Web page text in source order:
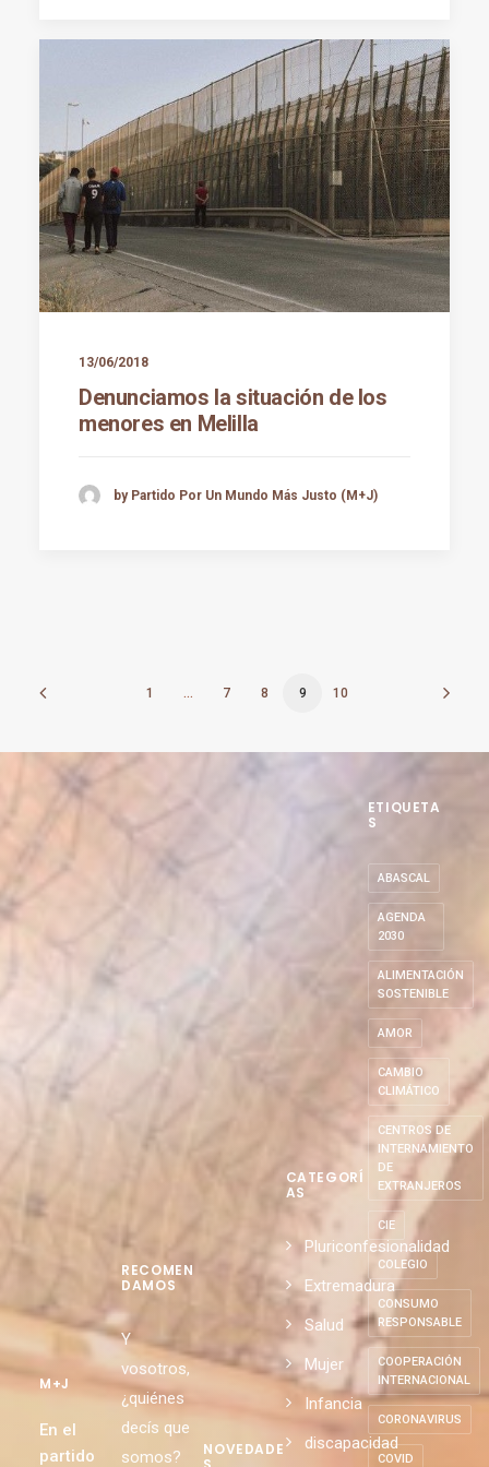
13/06/2018
Denunciamos la situación de los
menores en Melilla
by Partido Por Un Mundo Más Justo (M+J)
1 … 7 8 9 10
M+J
En el
partido
RECOMEN
DAMOS
Y
vosotros,
¿quiénes
decís que
somos?
NOVEDADE
CATEGORÍ
AS
Pluriconfesionalidad
Extremadura
Salud
Mujer
Infancia
discapacidad
ETIQUETA
S
ABASCAL
AGENDA
2030
ALIMENTACIÓN
SOSTENIBLE
AMOR
CAMBIO
CLIMÁTICO
CENTROS DE
INTERNAMIENTO
DE
EXTRANJEROS
CIE
COLEGIO
CONSUMO
RESPONSABLE
COOPERACIÓN
INTERNACIONAL
CORONAVIRUS
COVID